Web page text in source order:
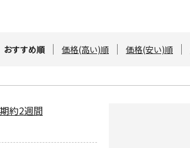
おすすめ順 価格(高い)順 価格(安い)順
約2週間